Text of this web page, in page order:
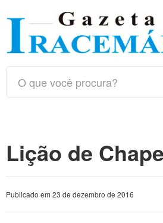
Lição de
Publicado em 23 de dezembro de 2016